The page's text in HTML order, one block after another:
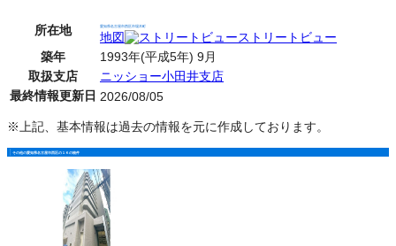
所在地 愛知県名古屋市西区市場木町
地図
ストリートビュー
築年
1993年(平成5年) 9月
取扱支店
ニッショー小田井支店
最終情報更新日 2026/08/05
※上記、基本情報は過去の情報を元に作成しております。
その他の愛知県名古屋市西区の１Ｋの物件